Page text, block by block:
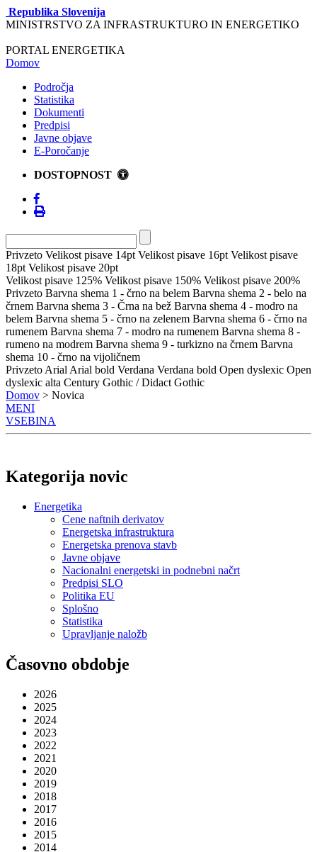
Republika Slovenija
MINISTRSTVO ZA INFRASTRUKTURO IN ENERGETIKO
PORTAL ENERGETIKA
Domov
Področja
Statistika
Dokumenti
Predpisi
Javne objave
E-Poročanje
DOSTOPNOST
Privzeto Velikost pisave 14pt Velikost pisave 16pt Velikost pisave
18pt Velikost pisave 20pt
Velikost pisave 125% Velikost pisave 150% Velikost pisave 200%
Privzeto Barvna shema 1 - črno na belem Barvna shema 2 - belo na
črnem Barvna shema 3 - Črna na bež Barvna shema 4 - modro na
belem Barvna shema 5 - črno na zelenem Barvna shema 6 - črno na
rumenem Barvna shema 7 - modro na rumenem Barvna shema 8 -
rumeno na modrem Barvna shema 9 - turkizno na črnem Barvna
shema 10 - črno na vijoličnem
Privzeto Arial Arial bold Verdana Verdana bold Open dyslexic Open
dyslexic alta Century Gothic / Didact Gothic
Domov > Novica
MENI
VSEBINA
Kategorija novic
Energetika
Cene naftnih derivatov
Energetska infrastruktura
Energetska prenova stavb
Javne objave
Nacionalni energetski in podnebni načrt
Predpisi SLO
Politika EU
Splošno
Statistika
Upravljanje naložb
Časovno obdobje
2026
2025
2024
2023
2022
2021
2020
2019
2018
2017
2016
2015
2014